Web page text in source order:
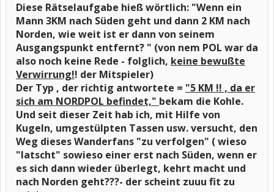
Diese Rätselaufgabe hieß wörtlich: "Wenn ein
Mann 3KM nach Süden geht und dann 2 KM nach
Norden, wie weit ist er dann von seinem
Ausgangspunkt entfernt? " (von nem POL war da
also noch keine Rede - folglich, keine bewußte
Verwirrung!! der Mitspieler)
Der Typ , der richtig antwortete = "5 KM !! , da er
sich am NORDPOL befindet," bekam die Kohle.
Und seit dieser Zeit hab ich, mit Hilfe von
Kugeln, umgestülpten Tassen usw. versucht, den
Weg dieses Wanderfans "zu verfolgen" ( wieso
"latscht" sowieso einer erst nach Süden, wenn er
es sich dann wieder überlegt, kehrt macht und
nach Norden geht???- der scheint zuuu fit zu